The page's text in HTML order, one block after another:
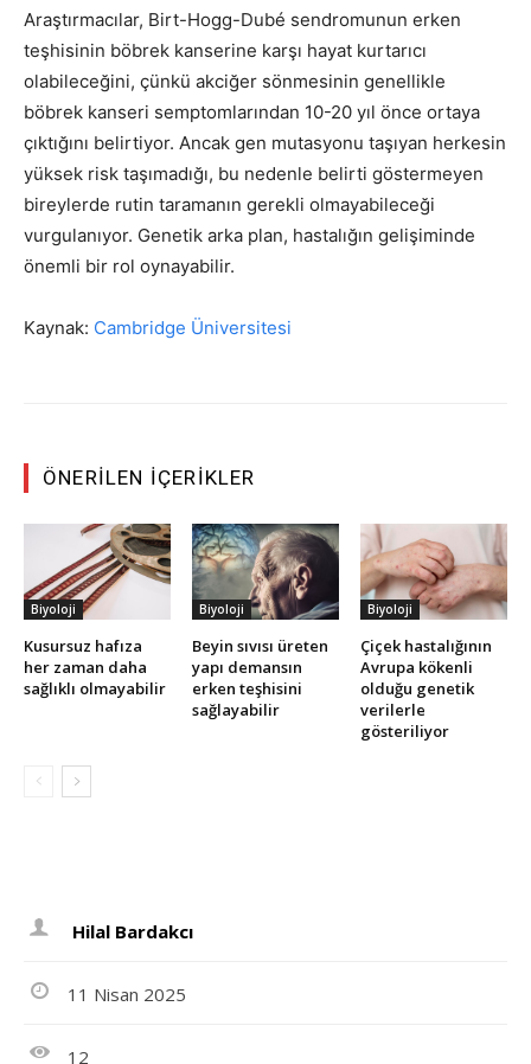
Araştırmacılar, Birt-Hogg-Dubé sendromunun erken
teşhisinin böbrek kanserine karşı hayat kurtarıcı
olabileceğini, çünkü akciğer sönmesinin genellikle
böbrek kanseri semptomlarından 10-20 yıl önce ortaya
çıktığını belirtiyor. Ancak gen mutasyonu taşıyan herkesin
yüksek risk taşımadığı, bu nedenle belirti göstermeyen
bireylerde rutin taramanın gerekli olmayabileceği
vurgulanıyor. Genetik arka plan, hastalığın gelişiminde
önemli bir rol oynayabilir.
Kaynak: Cambridge Üniversitesi
ÖNERILEN İÇERIKLER
Biyoloji
Kusursuz hafıza
her zaman daha
sağlıklı olmayabilir
Biyoloji
Beyin sıvısı üreten
yapı demansın
erken teşhisini
sağlayabilir
Biyoloji
Çiçek hastalığının
Avrupa kökenli
olduğu genetik
verilerle
gösteriliyor
Hilal Bardakcı
11 Nisan 2025
12